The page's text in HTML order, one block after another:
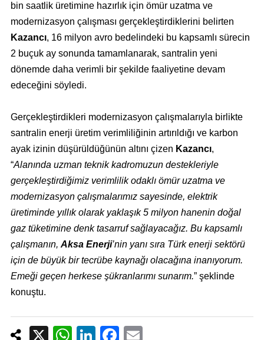
bin saatlik üretimine hazırlık için ömür uzatma ve
modernizasyon çalışması gerçekleştirdiklerini belirten
Kazancı, 16 milyon avro bedelindeki bu kapsamlı sürecin
2 buçuk ay sonunda tamamlanarak, santralin yeni
dönemde daha verimli bir şekilde faaliyetine devam
edeceğini söyledi.
Gerçekleştirdikleri modernizasyon çalışmalarıyla birlikte
santralin enerji üretim verimliliğinin artırıldığı ve karbon
ayak izinin düşürüldüğünün altını çizen Kazancı,
“Alanında uzman teknik kadromuzun destekleriyle
gerçekleştirdiğimiz verimlilik odaklı ömür uzatma ve
modernizasyon çalışmalarımız sayesinde, elektrik
üretiminde yıllık olarak yaklaşık 5 milyon hanenin doğal
gaz tüketimine denk tasarruf sağlayacağız. Bu kapsamlı
çalışmanın, Aksa Enerji’nin yanı sıra Türk enerji sektörü
için de büyük bir tecrübe kaynağı olacağına inanıyorum.
Emeği geçen herkese şükranlarımı sunarım.” şeklinde
konuştu.
X W Li F E